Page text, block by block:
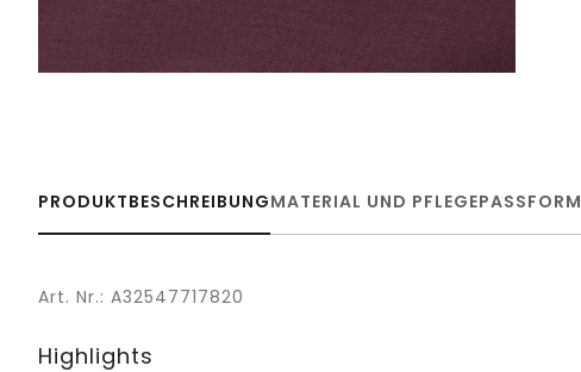
PRODUKTBESCHREIBUNGMATERIAL UND PFLEGEPASSFORM
Art. Nr.: A32547717820
Highlights